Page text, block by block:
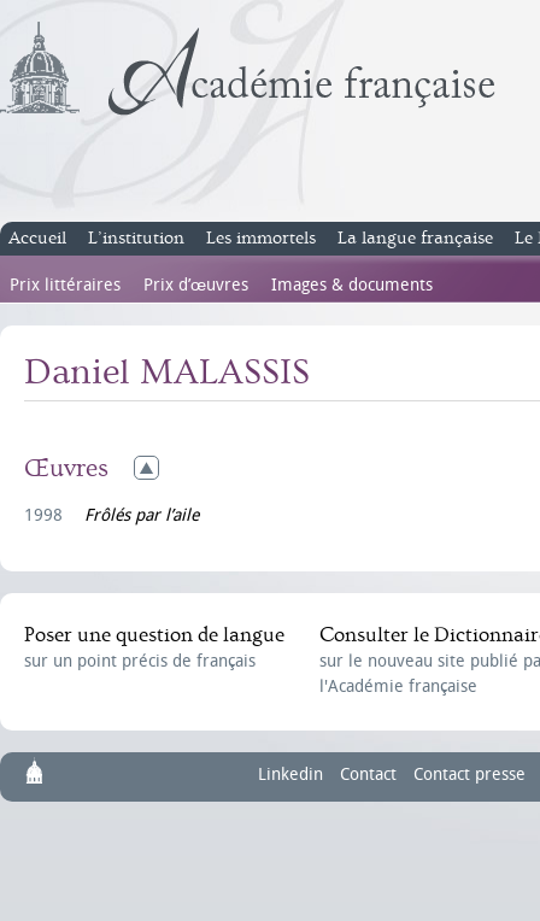
Accueil L’institution Les immortels La langue française Le
Prix littéraires Prix d’œuvres Images & documents
Daniel MALASSIS
Œuvres
1998 Frôlés par l’aile
Poser une question de langue
sur un point précis de français
Consulter le
sur le nouveau site publié
l'Académie française
Linkedin Contact Contact presse